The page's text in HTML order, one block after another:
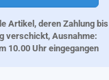
Artikel, deren Zahlung bis
verschickt, Ausnahme:
10.00 Uhr eingegangen